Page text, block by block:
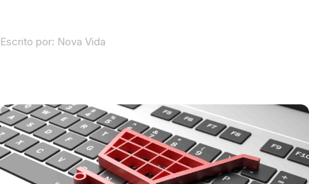
Escrito por: Nova Vida